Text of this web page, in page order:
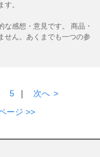
。
感想・意見です。 商品・
せん。あくまでも一つの参
5 ｜ 次へ >
ージ >>